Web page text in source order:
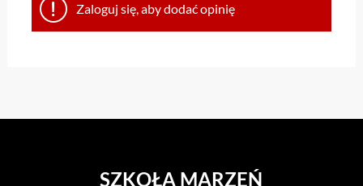
Zaloguj się, aby dodać opinię
SZKOŁA MARZEŃ